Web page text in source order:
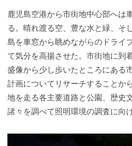
鹿児島空港から市街地中心部へは
る。晴れ渡る空、豊な水と緑、そ
島を車窓から眺めながらのドライ
て気分を高揚させた。市街地に到
盛像から少し歩いたところにある
計画についてリサーチすることか
地を走る各主要道路と公園、歴史
諸々を調べて照明環境の調査に向